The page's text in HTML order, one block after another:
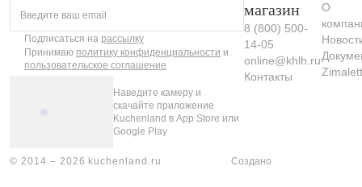
Введите ваш email
Подписаться на рассылку
Принимаю политику конфиденциальности и
пользовательское соглашение
Наведите камеру и
скачайте приложение
Kuchenland в App Store или
Google Play
магазин
8 (800) 500-
14-05
online@khlh.ru
Контакты
О
© 2014 – 2026 kuchenland.ru Создано